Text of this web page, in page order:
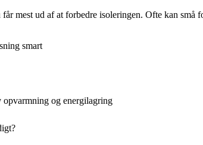
mest ud af at forbedre isoleringen. Ofte kan
smart
og energilagring